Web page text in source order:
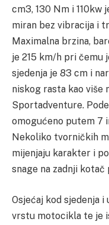
cm3, 130 Nm i 110kw
miran bez vibracija i
Maximalna brzina,
je 215 km/h pri čemu
sjedenja je 83 cm i
niskog rasta kao više
Sportadventure.
omogućeno putem 7
Nekoliko tvorničkih
mijenjaju karakter i
snage na zadnji
Osjećaj kod sjedenja
vrstu motocikla te je